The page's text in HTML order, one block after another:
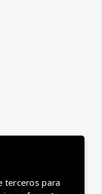
terceros para